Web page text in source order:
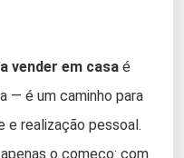
vender em casa é
— é um caminho para
e realização pessoal.
o começo: com